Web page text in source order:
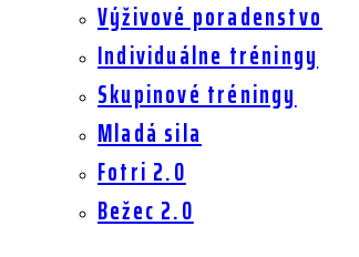
Výživové poradenstvo
Individuálne tréningy
Skupinové tréningy
Mladá sila
Fotri 2.0
Bežec 2.0